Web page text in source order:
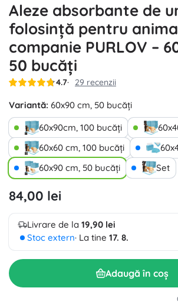
Aleze absorbante de
folosință pentru
companie PURLOV –
50 bucăți
4.7 29 recenzii
Variantă: 60x90 cm, 50 bucăți
60x90cm, 100 bucăți
60x60 cm, 100 bucăți
60x90 cm, 50 bucăți
Set
84,00 lei
Livrare de la 19,90 lei
Stoc extern· La tine 17. 8.
Adaugă în coș